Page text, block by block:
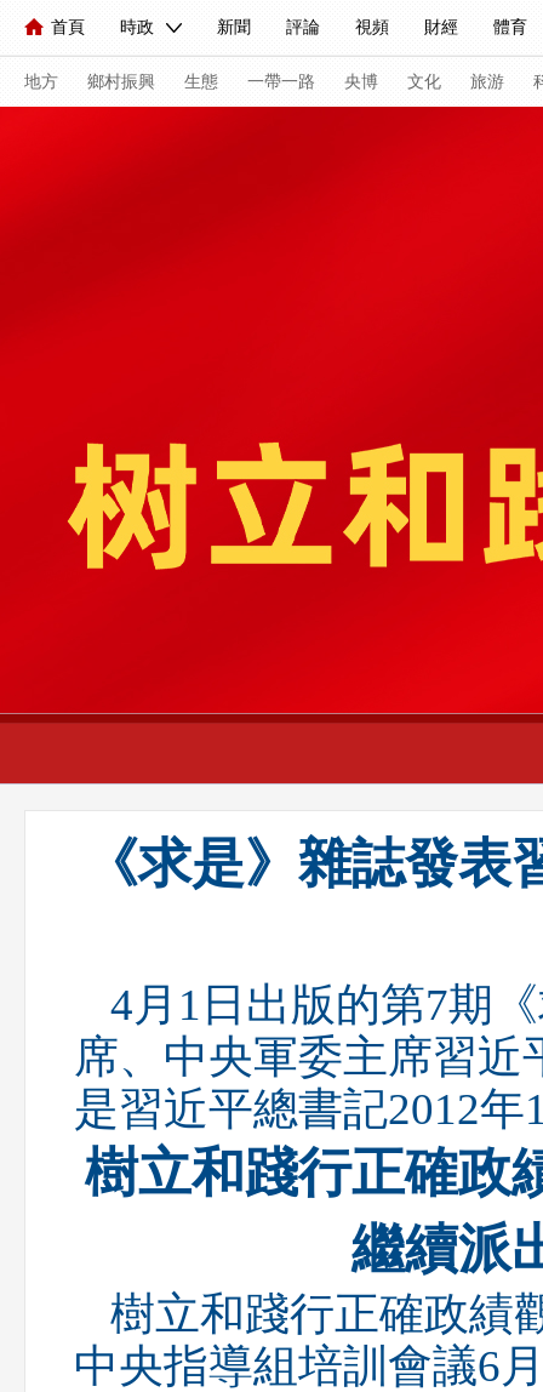
首頁 時政 新聞 評論 視頻 財經 體育
人民領袖習近平 聯播+ 中國領導人 央視快評 習式妙語
直播 片庫 欄目大全 節目單 聽音 微視頻 主持人
海外頻道 iPanda English Монгол
地方 鄉村振興 生態 一帶一路 央博 文化 旅游
體育 直播 競猜 2026年世界盃 2026年冬奧會
VIP會員 CCTV奧林匹克頻道 生活體育大會 體育江
CCTV.節目官網 直播 節目單 欄目 片庫 熱
《求是》雜誌發
4月1日出版的第7期
席、中央軍委主席習
是習近平總書記2012
樹立和踐行正確政
繼續派
樹立和踐行正確政績
中央指導組培訓會議6